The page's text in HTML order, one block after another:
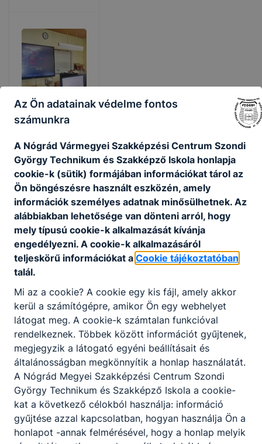
Angol-
Robotika
tábor
Véget ért az
angol-robotika
táborunk
2026. júl. 4.
Az Ön adatainak védelme fontos
számunkra
A Nógrád Vármegyei Szakképzési Centrum Szondi
György Technikum és Szakképző Iskola honlapja
cookie-k (sütik) formájában információkat tárol az
Ön böngészésre használt eszközén, amely
információk személyes adatnak minősülhetnek. Az
alábbiakban lehetősége van dönteni arról, hogy
mely típusú cookie-k alkalmazását kívánja
engedélyezni. A cookie-k alkalmazásáról
teljeskörű információkat a Cookie tájékoztatóban
talál.
Mi az a cookie? A cookie egy kis fájl, amely akkor
kerül a számítógépre, amikor Ön egy webhelyet
látogat meg. A cookie-k számtalan funkcióval
rendelkeznek. Többek között információt gyűjtenek,
megjegyzik a látogató egyéni beállításait és
általánosságban megkönnyítik a honlap használatát.
A Nógrád Megyei Szakképzési Centrum Szondi
György Technikum és Szakképző Iskola a cookie-
kat a következő célokból használja: információ
gyűjtése azzal kapcsolatban, hogyan használja Ön a
honlapot -annak felmérésével, hogy a honlap melyik